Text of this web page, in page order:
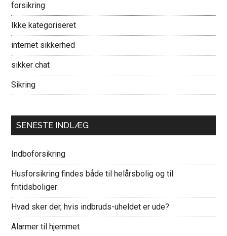
forsikring
Ikke kategoriseret
internet sikkerhed
sikker chat
Sikring
SENESTE INDLÆG
Indboforsikring
Husforsikring findes både til helårsbolig og til
fritidsboliger
Hvad sker der, hvis indbruds-uheldet er ude?
Alarmer til hjemmet